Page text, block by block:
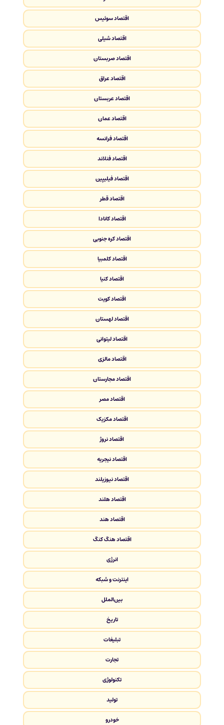
اقتصاد سوئیس
اقتصاد شیلی
اقتصاد صربستان
اقتصاد عراق
اقتصاد عربستان
اقتصاد عمان
اقتصاد فرانسه
اقتصاد فنلاند
اقتصاد فیلیپین
اقتصاد قطر
اقتصاد کانادا
اقتصاد کره جنوبی
اقتصاد کلمبیا
اقتصاد کنیا
اقتصاد کویت
اقتصاد لهستان
اقتصاد لیتوانی
اقتصاد مالزی
اقتصاد مجارستان
اقتصاد مصر
اقتصاد مکزیک
اقتصاد نروژ
اقتصاد نیجریه
اقتصاد نیوزیلند
اقتصاد هلند
اقتصاد هند
اقتصاد هنگ کنگ
انرژی
اینترنت و شبکه
بین‌الملل
تاریخ
تبلیغات
تجارت
تکنولوژی
تولید
خودرو